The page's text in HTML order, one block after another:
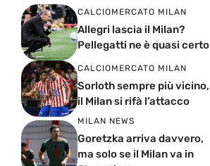
CALCIOMERCATO MILAN
Allegri lascia il Milan?
Pellegatti ne è quasi certo
CALCIOMERCATO MILAN
Sorloth sempre più vicino,
il Milan si rifà l’attacco
MILAN NEWS
Goretzka arriva davvero,
ma solo se il Milan va in